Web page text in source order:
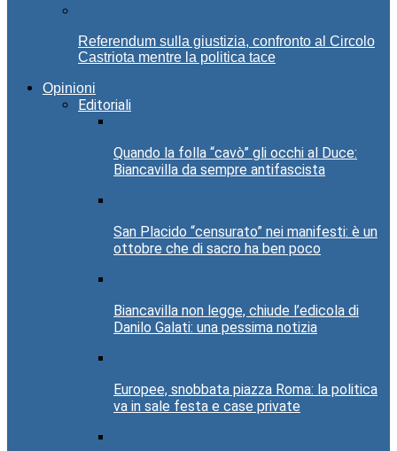
Referendum sulla giustizia, confronto al Circolo
Castriota mentre la politica tace
Opinioni
Editoriali
Quando la folla “cavò” gli occhi al Duce:
Biancavilla da sempre antifascista
San Placido “censurato” nei manifesti: è un
ottobre che di sacro ha ben poco
Biancavilla non legge, chiude l’edicola di
Danilo Galati: una pessima notizia
Europee, snobbata piazza Roma: la politica
va in sale festa e case private